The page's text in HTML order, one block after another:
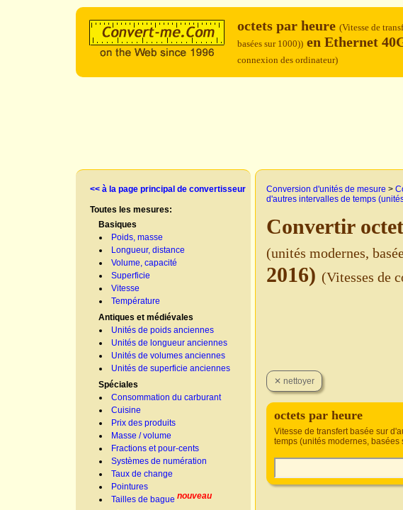
octets par heure (Vitesse de
basées sur 1000)) en Ethernet
connexion des ordinateur)
<< à la page principal de convertisseur
Toutes les mesures:
Basiques
Poids, masse
Longueur, distance
Volume, capacité
Superficie
Vitesse
Température
Antiques et médiévales
Unités de poids anciennes
Unités de longueur anciennes
Unités de volumes anciennes
Unités de superficie anciennes
Spéciales
Consommation du carburant
Cuisine
Prix des produits
Masse / volume
Fractions et pour-cents
Systèmes de numération
Taux de change
Pointures
Tailles de bague nouveau
Conversion d'unités de mesure >
d'autres intervalles de temps
Convertir
(unités modernes,
2016) (Vitesses de
octets par heure
Vitesse de transfert basée sur
temps (unités modernes, basées